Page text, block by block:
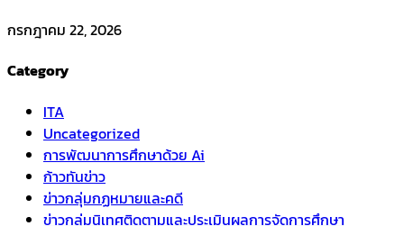
กรกฎาคม 22, 2026
Category
ITA
Uncategorized
การพัฒนาการศึกษาด้วย Ai
ก้าวทันข่าว
ข่าวกลุ่มกฏหมายและคดี
ข่าวกลุ่มนิเทศติดตามและประเมินผลการจัดการศึกษา